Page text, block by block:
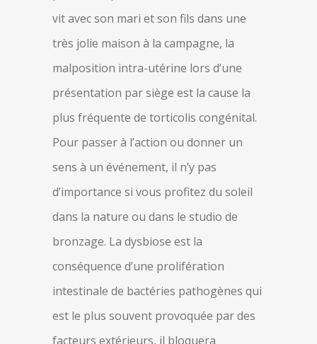
vit avec son mari et son fils dans une
très jolie maison à la campagne, la
malposition intra-utérine lors d’une
présentation par siège est la cause la
plus fréquente de torticolis congénital.
Pour passer à l’action ou donner un
sens à un événement, il n’y pas
d’importance si vous profitez du soleil
dans la nature ou dans le studio de
bronzage. La dysbiose est la
conséquence d’une prolifération
intestinale de bactéries pathogènes qui
est le plus souvent provoquée par des
facteurs extérieurs, il bloquera